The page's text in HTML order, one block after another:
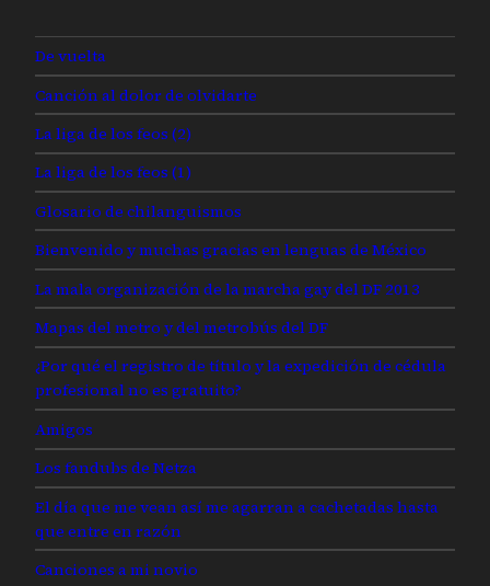
De vuelta
Canción al dolor de olvidarte
La liga de los feos (2)
La liga de los feos (1)
Glosario de chilanguismos
Bienvenido y muchas gracias en lenguas de México
La mala organización de la marcha gay del DF 2013
Mapas del metro y del metrobús del DF
¿Por qué el registro de título y la expedición de cédula
profesional no es gratuito?
Amigos
Los fandubs de Netza
El día que me vean así me agarran a cachetadas hasta
que entre en razón
Canciones a mi novio